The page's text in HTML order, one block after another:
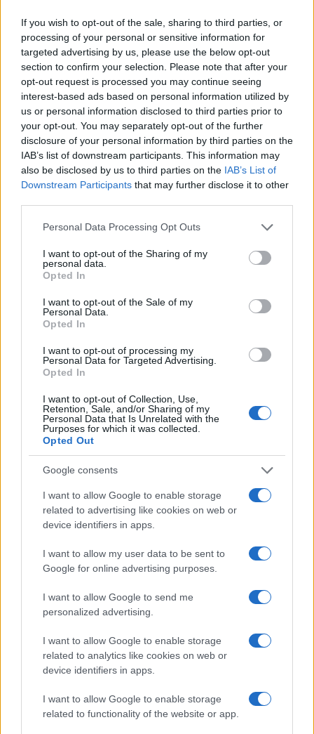
If you wish to opt-out of the sale, sharing to third parties, or
processing of your personal or sensitive information for
targeted advertising by us, please use the below opt-out
section to confirm your selection. Please note that after your
opt-out request is processed you may continue seeing
interest-based ads based on personal information utilized by
us or personal information disclosed to third parties prior to
your opt-out. You may separately opt-out of the further
disclosure of your personal information by third parties on the
IAB’s list of downstream participants. This information may
also be disclosed by us to third parties on the IAB’s List of
Downstream Participants that may further disclose it to other
Please note that this website/app uses one or more Google
not limited to your visit or usage behaviour. You may click to
grant or deny consent to Google and its third-party tags to
use your data for below specified purposes in below Google
consent section.
Personal Data Processing Opt Outs
I want to opt-out of the Sharing of my
personal data.
Opted In
I want to opt-out of the Sale of my
Personal Data.
Opted In
I want to opt-out of processing my
Personal Data for Targeted Advertising.
Opted In
I want to opt-out of Collection, Use,
Retention, Sale, and/or Sharing of my
Personal Data that Is Unrelated with the
Purposes for which it was collected.
Opted Out
Google consents
I want to allow Google to enable storage
related to advertising like cookies on web or
device identifiers in apps.
I want to allow my user data to be sent to
Google for online advertising purposes.
I want to allow Google to send me
personalized advertising.
I want to allow Google to enable storage
related to analytics like cookies on web or
device identifiers in apps.
I want to allow Google to enable storage
related to functionality of the website or app.
La scala internazionale ha anche permesso di
adattare l’offerta a mercati differenti, mantenendo
però invariati alcuni punti fermi: la ricetta originale
delColonnello Sanders l’attenzione alla qualità del
pollo e la coerenza nella proposta dei formati che
compongono il bucket. Questa combinazione di
standardizzazione e adattamento locale ha
contribuito a consolidare la forza del brand su scala
mondiale.
Tipologie di prodotto presenti nel bucket
All’interno del bucket trovano posto vari formati
che rispondono a esigenze di gusto e di consumo
diverse: iTender— realizzati con filetti interi —
sono preferiti da chi cerca una consistenza
morbida; lealette piccantiattirano gli amanti del
sapore deciso; i pezzi con osso offrono l’esperienza
classica del pollo fritto, mentre i
si
collocano come scelta pratica e adatta ai più
giovani. Tutti questi prodotti condividono la stessa
base qualitativa data dalla lavorazione e dalla
panatura secondo la ricetta storica.
La presenza di più formati nel bucket facilita anche
la condivisione tra gruppi con preferenze differenti,